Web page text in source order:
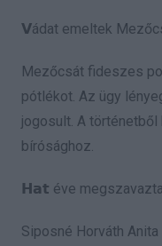
𝗩ádat emeltek
Mezőcsát fideszes
pótlékot. Az ügy
jogosult. A
bírósághoz.
𝗛𝗮𝘁 éve
Siposné Horváth